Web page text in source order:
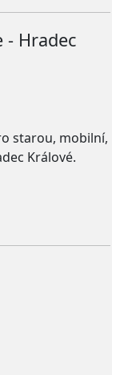
starou, mobilní,
Králové.